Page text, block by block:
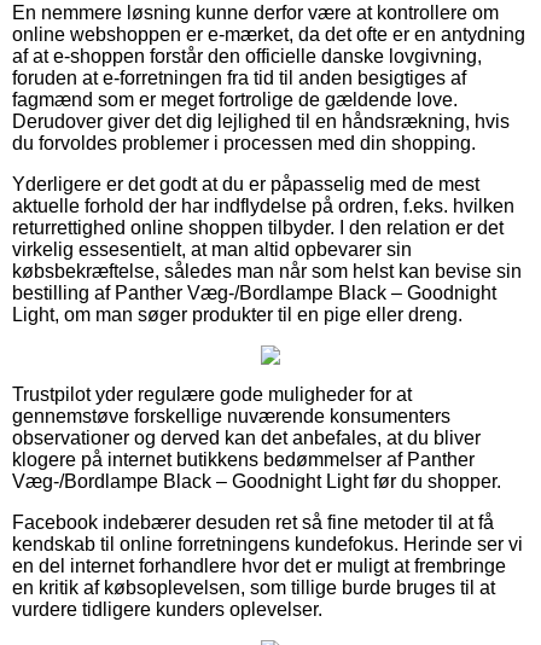
En nemmere løsning kunne derfor være at kontrollere om
online webshoppen er e-mærket, da det ofte er en antydning
af at e-shoppen forstår den officielle danske lovgivning,
foruden at e-forretningen fra tid til anden besigtiges af
fagmænd som er meget fortrolige de gældende love.
Derudover giver det dig lejlighed til en håndsrækning, hvis
du forvoldes problemer i processen med din shopping.
Yderligere er det godt at du er påpasselig med de mest
aktuelle forhold der har indflydelse på ordren, f.eks. hvilken
returrettighed online shoppen tilbyder. I den relation er det
virkelig essesentielt, at man altid opbevarer sin
købsbekræftelse, således man når som helst kan bevise sin
bestilling af Panther Væg-/Bordlampe Black – Goodnight
Light, om man søger produkter til en pige eller dreng.
Trustpilot yder regulære gode muligheder for at
gennemstøve forskellige nuværende konsumenters
observationer og derved kan det anbefales, at du bliver
klogere på internet butikkens bedømmelser af Panther
Væg-/Bordlampe Black – Goodnight Light før du shopper.
Facebook indebærer desuden ret så fine metoder til at få
kendskab til online forretningens kundefokus. Herinde ser vi
en del internet forhandlere hvor det er muligt at frembringe
en kritik af købsoplevelsen, som tillige burde bruges til at
vurdere tidligere kunders oplevelser.